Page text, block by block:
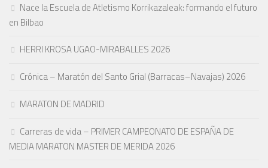
Nace la Escuela de Atletismo Korrikazaleak: formando el futuro
en Bilbao
HERRI KROSA UGAO-MIRABALLES 2026
Crónica – Maratón del Santo Grial (Barracas–Navajas) 2026
MARATON DE MADRID
Carreras de vida – PRIMER CAMPEONATO DE ESPAÑA DE
MEDIA MARATON MASTER DE MERIDA 2026